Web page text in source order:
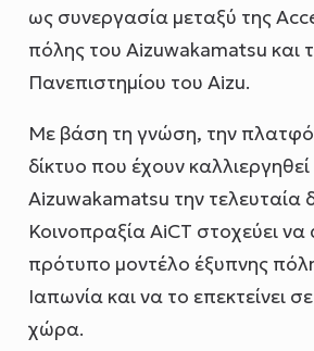
ως συνεργασία μεταξύ της
πόλης του Aizuwakamatsu και
Πανεπιστημίου του Aizu.
Με βάση τη γνώση, την
δίκτυο που έχουν
Aizuwakamatsu την τελευταία
Κοινοπραξία AiCT στοχεύει να
πρότυπο μοντέλο έξυπνης
Ιαπωνία και να το επεκτείνει
χώρα.